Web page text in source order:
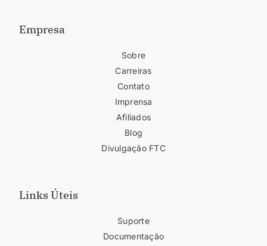
Empresa
Sobre
Carreiras
Contato
Imprensa
Afiliados
Blog
Divulgação FTC
Links Úteis
Suporte
Documentação